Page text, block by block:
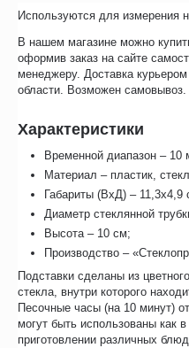
Используются для измерения
В нашем магазине можно
оформив заказ на сайте
менеджеру. Доставка
области. Возможен самовывоз.
Характеристики
Временной диапазон – 10
Материал – пластик,
Габариты (ВхД) – 11,3х4,9
Диаметр стеклянной
Высота – 10 см;
Производство –
Подставки сделаны из
стекла, внутри которого
Песочные часы (на 10 минут)
могут быть использованы как
приготовлении различных